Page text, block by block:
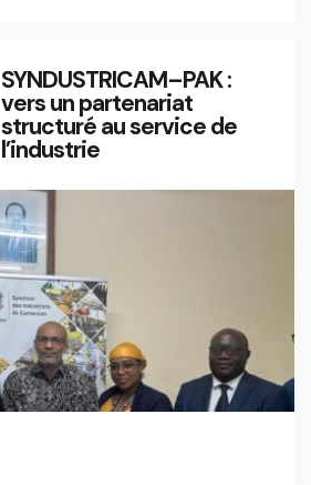
SYNDUSTRICAM–PAK :
vers un partenariat
structuré au service de
l’industrie